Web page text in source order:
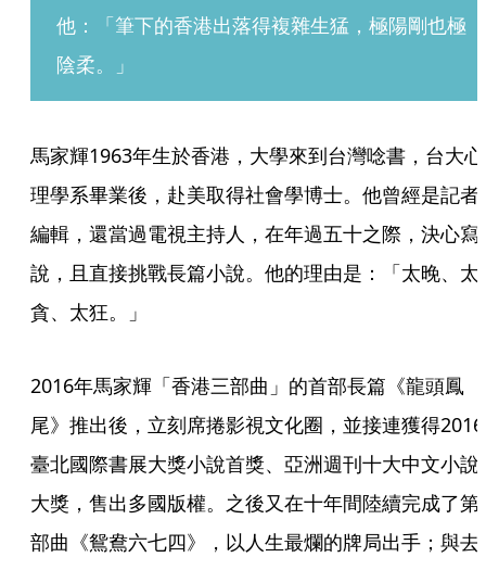
他：「筆下的香港出落得複雜生猛，極陽剛也極
陰柔。」
馬家輝1963年生於香港，大學來到台灣唸書，台大心
理學系畢業後，赴美取得社會學博士。他曾經是記者
編輯，還當過電視主持人，在年過五十之際，決心寫
說，且直接挑戰長篇小說。他的理由是：「太晚、太
貪、太狂。」
2016年馬家輝「香港三部曲」的首部長篇《龍頭鳳
尾》推出後，立刻席捲影視文化圈，並接連獲得2016
臺北國際書展大獎小說首獎、亞洲週刊十大中文小說
大獎，售出多國版權。之後又在十年間陸續完成了第
部曲《鴛鴦六七四》，以人生最爛的牌局出手；與去